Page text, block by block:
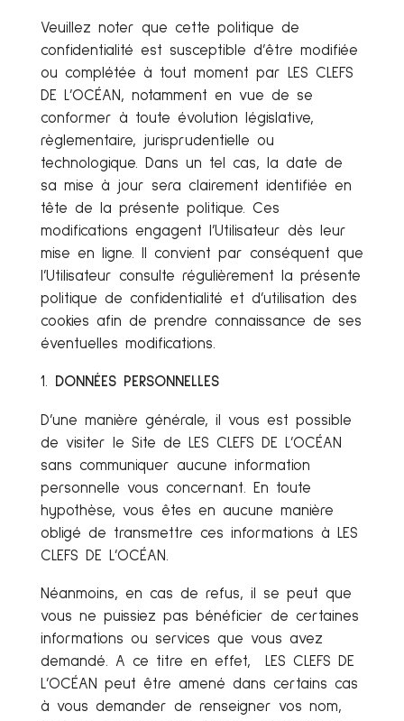
Veuillez noter que cette politique de
confidentialité est susceptible d’être modifiée
ou complétée à tout moment par LES CLEFS
DE L’OCÉAN, notamment en vue de se
conformer à toute évolution législative,
règlementaire, jurisprudentielle ou
technologique. Dans un tel cas, la date de
sa mise à jour sera clairement identifiée en
tête de la présente politique. Ces
modifications engagent l’Utilisateur dès leur
mise en ligne. Il convient par conséquent que
l’Utilisateur consulte régulièrement la présente
politique de confidentialité et d’utilisation des
cookies afin de prendre connaissance de ses
éventuelles modifications.
DONNÉES PERSONNELLES
D’une manière générale, il vous est possible
de visiter le Site de LES CLEFS DE L’OCÉAN
sans communiquer aucune information
personnelle vous concernant. En toute
hypothèse, vous êtes en aucune manière
obligé de transmettre ces informations à LES
CLEFS DE L’OCÉAN.
Néanmoins, en cas de refus, il se peut que
vous ne puissiez pas bénéficier de certaines
informations ou services que vous avez
demandé. A ce titre en effet, LES CLEFS DE
L’OCÉAN peut être amené dans certains cas
à vous demander de renseigner vos nom,